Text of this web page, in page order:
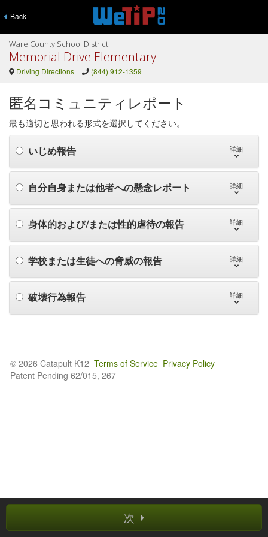
Back
Ware County School District
Memorial Drive Elementary
Driving Directions (844) 912-1359
匿名コミュニティレポート
最も適切と思われる形式を選択してください。
いじめ報告 詳細
自分自身または他者への懸念レポート 詳細
身体的および/または性的虐待の報告 詳細
学校または生徒への脅威の報告 詳細
破壊行為報告 詳細
次
© 2026 Catapult K12 Terms of Service Privacy Policy
Patent Pending 62/015, 267